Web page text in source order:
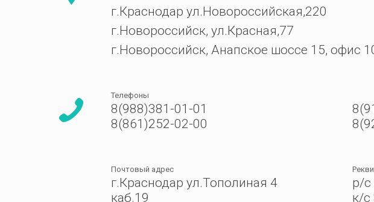
г.Краснодар ул.Новороссийская,220
г.Новороссийск, ул.Красная,77
г.Новороссийск, Анапское шоссе 15, офис
Телефоны
8(988)381-01-01
8(861)252-02-00
Почтовый адрес
г.Краснодар ул.Тополиная 4
каб.19
р/с
к/с